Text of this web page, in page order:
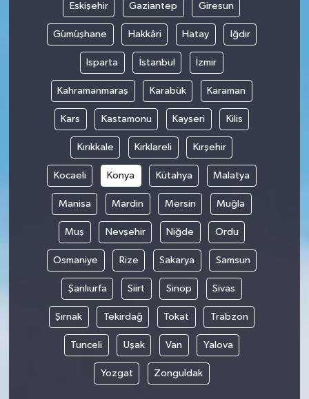
Eskişehir Gaziantep Giresun
Gümüşhane Hakkâri Hatay Iğdır
Isparta İstanbul İzmir
Kahramanmaraş Karabük Karaman
Kars Kastamonu Kayseri Kilis
Kırıkkale Kırklareli Kırşehir
Kocaeli Konya Kütahya Malatya
Manisa Mardin Mersin Muğla
Muş Nevşehir Niğde Ordu
Osmaniye Rize Sakarya Samsun
Şanlıurfa Siirt Sinop Sivas
Şırnak Tekirdağ Tokat Trabzon
Tunceli Uşak Van Yalova
Yozgat Zonguldak